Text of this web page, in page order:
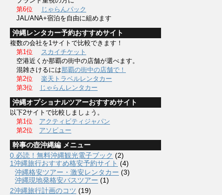
第6位
じゃらんパック
JAL/ANA+宿泊を自由に組めます
沖縄レンタカー予約おすすめサイト
複数の会社を1サイトで比較できます！
第1位
スカイチケット
空港近くか那覇の街中の店舗が選べます。
混雑さけるには那覇の街中の店舗で！
第2位
楽天トラベルレンタカー
第3位
じゃらんレンタカー
沖縄オプショナルツアーおすすめサイト
以下2サイトで比較しましょう。
第1位
アクティビティジャパン
第2位
アソビュー
幹事の壺沖縄編 メニュー
0.必読！無料沖縄観光電子ブック (2)
1沖縄旅行おすすめ格安予約サイト (4)
沖縄格安ツアー・激安レンタカー (3)
沖縄現地発格安バスツアー (1)
2沖縄旅行計画のコツ (19)